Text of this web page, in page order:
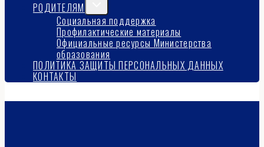
РОДИТЕЛЯМ
меню
Социальная поддержка
Профилактические материалы
Официальные ресурсы Министерства
образования
ПОЛИТИКА ЗАЩИТЫ ПЕРСОНАЛЬНЫХ ДАННЫХ
КОНТАКТЫ